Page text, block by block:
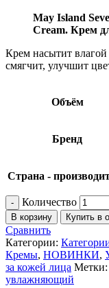
May Island
Cream. Крем
Крем насытит
смягчит, улучшит
Объём
Бренд
Страна -
Количество
В корзину Купить в
Сравнить
Категории:
Кремы, НОВИНКИ,
за кожей лица Метки:
увлажняющий